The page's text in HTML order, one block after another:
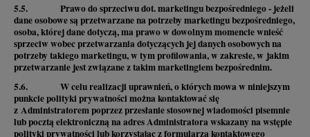
5.5. Prawo do sprzeciwu dot. marketingu bezpośredniego - jeżeli
dane osobowe są przetwarzane na potrzeby marketingu bezpośredniego,
osoba, której dane dotyczą, ma prawo w dowolnym momencie wnieść
sprzeciw wobec przetwarzania dotyczących jej danych osobowych na
potrzeby takiego marketingu, w tym profilowania, w zakresie, w jakim
przetwarzanie jest związane z takim marketingiem bezpośrednim.
5.6. W celu realizacji uprawnień, o których mowa w niniejszym
punkcie polityki prywatności można kontaktować się
z Administratorem poprzez przesłanie stosownej wiadomości pisemnie
lub pocztą elektroniczną na adres Administratora wskazany na wstępie
polityki prywatności lub korzystając z formularza kontaktowego